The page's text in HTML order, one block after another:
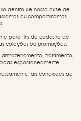
dentro de nossa base de
ou compartilhamos
para fins de cadastro de
coleções ou promoções.
tratamento,
espontaneamente.
tais condições de